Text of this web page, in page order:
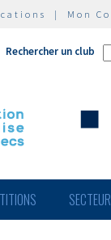
| Mon
Rechercher un club